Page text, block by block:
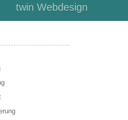
twin Webdesign